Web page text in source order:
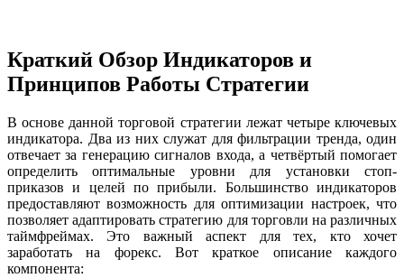
Краткий Обзор Индикаторов и
Принципов Работы Стратегии
В основе данной торговой стратегии лежат четыре ключевых
индикатора. Два из них служат для фильтрации тренда, один
отвечает за генерацию сигналов входа, а четвёртый помогает
определить оптимальные уровни для установки стоп-
приказов и целей по прибыли. Большинство индикаторов
предоставляют возможность для оптимизации настроек, что
позволяет адаптировать стратегию для торговли на различных
таймфреймах. Это важный аспект для тех, кто хочет
заработать на форекс. Вот краткое описание каждого
компонента: